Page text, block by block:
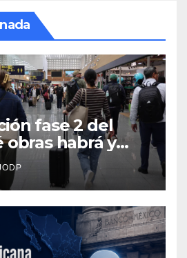
fase 2 del
obras habrá y
vuelos durante